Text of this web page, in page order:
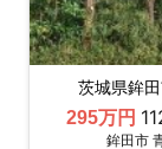
茨城県鉾
295万円
鉾田市